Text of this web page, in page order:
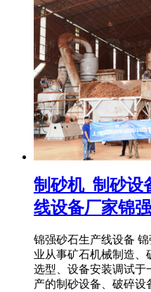
制砂机_制砂设
线设备厂家锦
锦强砂石生产线设备
业从事矿石机械制造、
选型、设备安装调试于
产的制砂设备、破碎设